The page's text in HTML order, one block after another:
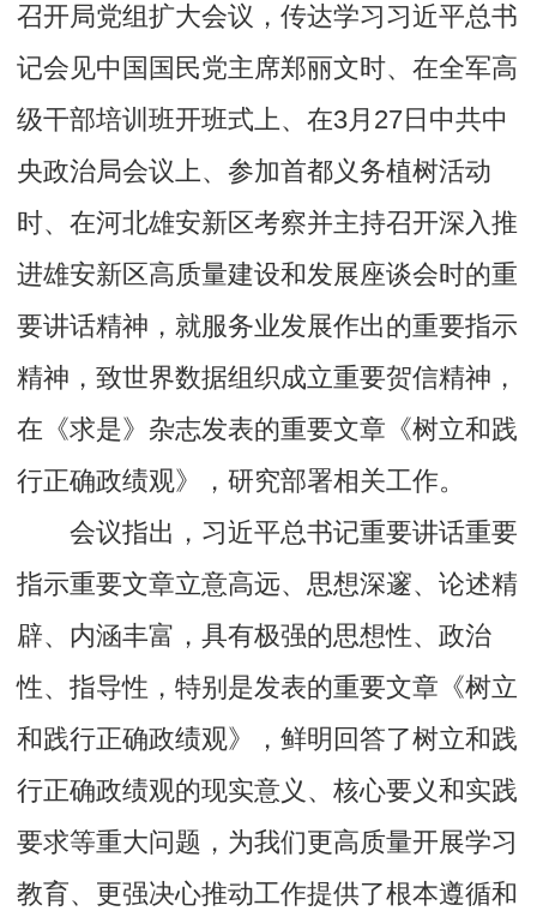
召开局党组扩大会议，传达学习习近平总书
记会见中国国民党主席郑丽文时、在全军高
级干部培训班开班式上、在3月27日中共中
央政治局会议上、参加首都义务植树活动
时、在河北雄安新区考察并主持召开深入推
进雄安新区高质量建设和发展座谈会时的重
要讲话精神，就服务业发展作出的重要指示
精神，致世界数据组织成立重要贺信精神，
在《求是》杂志发表的重要文章《树立和践
行正确政绩观》，研究部署相关工作。
会议指出，习近平总书记重要讲话重要
指示重要文章立意高远、思想深邃、论述精
辟、内涵丰富，具有极强的思想性、政治
性、指导性，特别是发表的重要文章《树立
和践行正确政绩观》，鲜明回答了树立和践
行正确政绩观的现实意义、核心要义和实践
要求等重大问题，为我们更高质量开展学习
教育、更强决心推动工作提供了根本遵循和